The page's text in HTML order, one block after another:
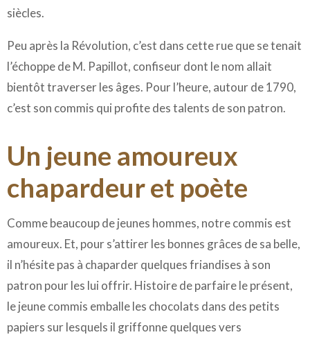
siècles.
Peu après la Révolution, c’est dans cette rue que se tenait
l’échoppe de M. Papillot, confiseur dont le nom allait
bientôt traverser les âges. Pour l’heure, autour de 1790,
c’est son commis qui profite des talents de son patron.
Un jeune amoureux
chapardeur et poète
Comme beaucoup de jeunes hommes, notre commis est
amoureux. Et, pour s’attirer les bonnes grâces de sa belle,
il n’hésite pas à chaparder quelques friandises à son
patron pour les lui offrir. Histoire de parfaire le présent,
le jeune commis emballe les chocolats dans des petits
papiers sur lesquels il griffonne quelques vers